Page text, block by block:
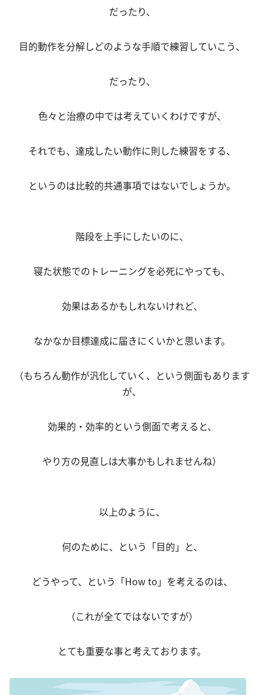
だったり、
目的動作を分解しどのような手順で練習していこう、
だったり、
色々と治療の中では考えていくわけですが、
それでも、達成したい動作に則した練習をする、
というのは比較的共通事項ではないでしょうか。
階段を上手にしたいのに、
寝た状態でのトレーニングを必死にやっても、
効果はあるかもしれないけれど、
なかなか目標達成に届きにくいかと思います。
（もちろん動作が汎化していく、という側面もあります
が、
効果的・効率的という側面で考えると、
やり方の見直しは大事かもしれませんね）
以上のように、
何のために、という「目的」と、
どうやって、という「How to」を考えるのは、
（これが全てではないですが）
とても重要な事と考えております。